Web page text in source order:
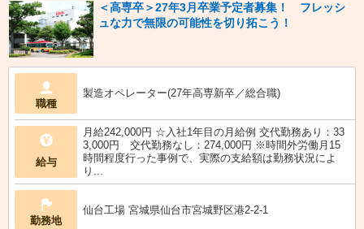
＜高専卒＞27年3月卒業予定者募集！ フレッシ
ュな力で無限の可能性を切り拓こう！
職種
製造オペレーター(27年高専新卒／総合職)
給与
月給242,000円 ☆入社1年目の月給例 交代勤務あり：33
3,000円 交代勤務なし：274,000円 ※時間外労働月15
時間程度行った事例で、実際の支給額は勤務状況によ
り...
勤務地
仙台工場 宮城県仙台市宮城野区港2-2-1